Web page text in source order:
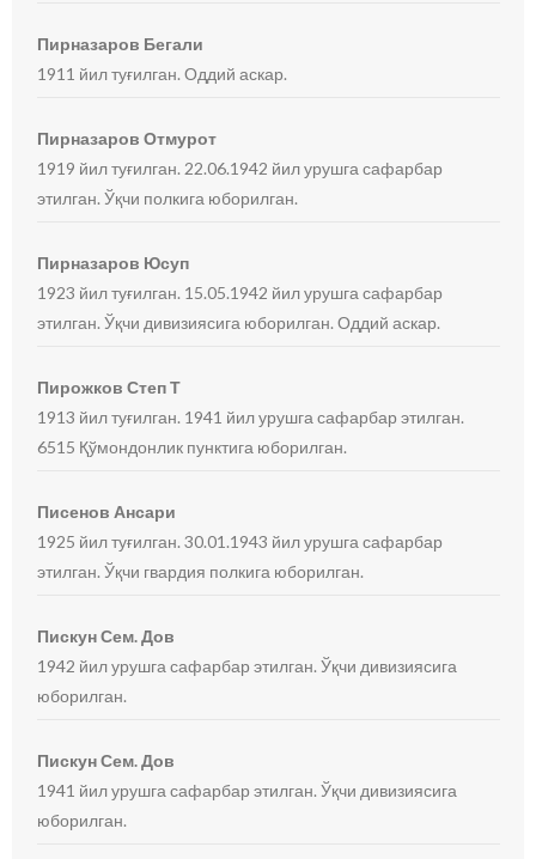
Пирназаров Бегали
1911 йил туғилган. Оддий аскар.
Пирназаров Отмурот
1919 йил туғилган. 22.06.1942 йил урушга сафарбар
этилган. Ўқчи полкига юборилган.
Пирназаров Юсуп
1923 йил туғилган. 15.05.1942 йил урушга сафарбар
этилган. Ўқчи дивизиясига юборилган. Оддий аскар.
Пирожков Степ Т
1913 йил туғилган. 1941 йил урушга сафарбар этилган.
6515 Қўмондонлик пунктига юборилган.
Писенов Ансари
1925 йил туғилган. 30.01.1943 йил урушга сафарбар
этилган. Ўқчи гвардия полкига юборилган.
Пискун Сем. Дов
1942 йил урушга сафарбар этилган. Ўқчи дивизиясига
юборилган.
Пискун Сем. Дов
1941 йил урушга сафарбар этилган. Ўқчи дивизиясига
юборилган.